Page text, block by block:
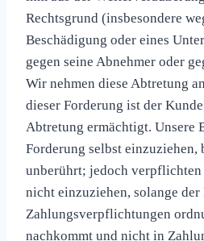
Rechtsgrund (insbesondere
Beschädigung oder eines
gegen seine Abnehmer oder
Wir nehmen diese Abtretung
dieser Forderung ist der
Abtretung ermächtigt. Unsere
Forderung selbst
unberührt; jedoch
nicht einzuziehen, solange der
Zahlungsverpflichtungen
nachkommt und nicht in